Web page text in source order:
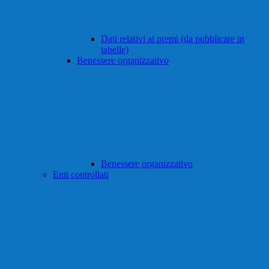
Dati relativi ai premi (da pubblicare in
tabelle)
Benessere organizzativo
Benessere organizzativo
Enti controllati